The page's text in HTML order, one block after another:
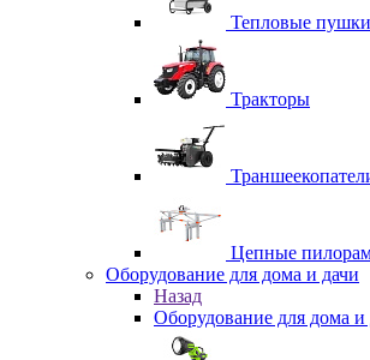
Тепловые пушки
Тракторы
Цепные
Оборудование для дома и дачи
Назад
Оборудование для дома и